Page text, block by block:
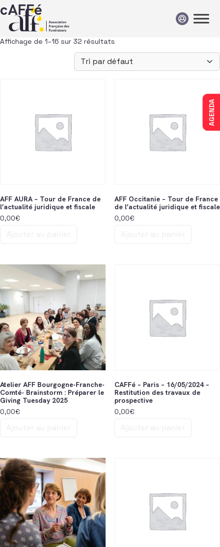
Passer au contenu
AGENDA
cAFFé
Affichage de 1–16 sur 32 résultats
AFF AURA – Tour de France de
l’actualité juridique et fiscale
0,00€
AFF Occitanie – Tour de France
de l’actualité juridique et fiscale
0,00€
Atelier AFF Bourgogne-Franche-
Comté- Brainstorm : Préparer le
Giving Tuesday 2025
0,00€
CAFFé – Paris – 16/05/2024 –
Restitution des travaux de
prospective
0,00€